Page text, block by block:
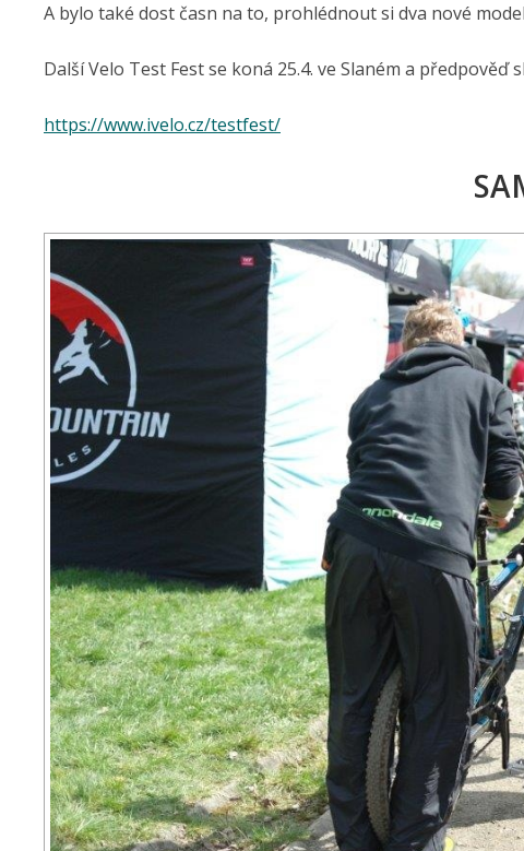
A bylo také dost časn na to, prohlédnout si dva nové
Další Velo Test Fest se koná 25.4. ve Slaném a
https://www.ivelo.cz/testfest/